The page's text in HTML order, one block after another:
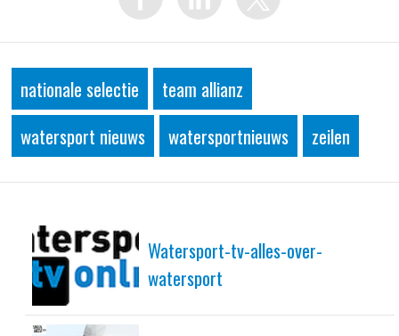
nationale selectie
team allianz
watersport nieuws
watersportnieuws zeilen
Watersport-tv-alles-over-
watersport